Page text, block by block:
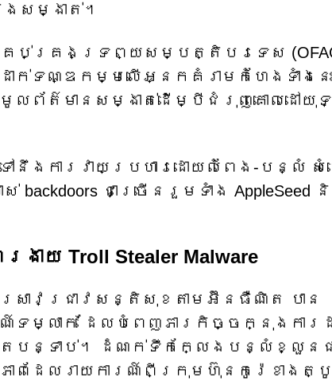
សម្ងាត់។
គ្រប់គ្រងទ្រព្យសម្បត្តិបរទេស
ក់ទណ្ឌកម្មលើអ្នកគំរាមកំហែងទាំងនេះ
ព័ត៌មានសម្ងាត់ដើម្បីជំរុញគោលដៅយុ
ងការវាយប្រហារដោយលំពែង-បន្លំ សំដ
ជាច្រើនរួមទាំង AppleSeed
Troll Stealer Malware
រាវជ្រាវសន្តិសុខតាមអ៊ីនធឺណិត បាន
ម្លាក់ ដែលបំពេញភារកិច្ចក្នុងការដ
តបន្ទាប់។ ដំណក់ទឹកក្លែងបន្លំខ្លួនជ
ដែលរាយការណ៍ពីក្រុមហ៊ុនកូរ៉េខាងត្